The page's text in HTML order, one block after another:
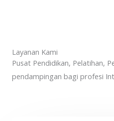
Layanan Kami
Pusat Pendidikan, Pelatihan,
pendampingan bagi profesi